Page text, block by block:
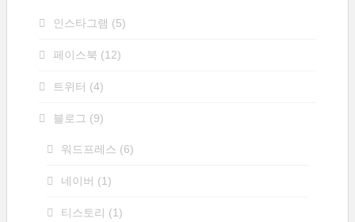
인스타그램 (5)
페이스북 (12)
트위터 (4)
블로그 (9)
워드프레스 (6)
네이버 (1)
티스토리 (1)